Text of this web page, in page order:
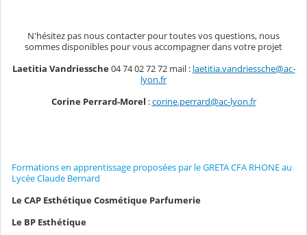
N'hésitez pas nous contacter pour toutes vos questions, nous
sommes disponibles pour vous accompagner dans votre projet
Laetitia Vandriessche04 74 02 72 72 mail : laetitia.vandriessche@ac-
lyon.fr
Corine Perrard-Morel :corine.perrard@ac-lyon.fr
Formations en apprentissage proposées par le GRETA CFA RHONE au
Lycée Claude Bernard
Le CAP Esthétique Cosmétique Parfumerie
Le BP Esthétique